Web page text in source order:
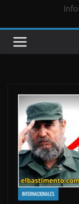
INTERNACIONALES